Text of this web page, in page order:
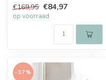
€169,95 €84,97
op voorraad
-37%